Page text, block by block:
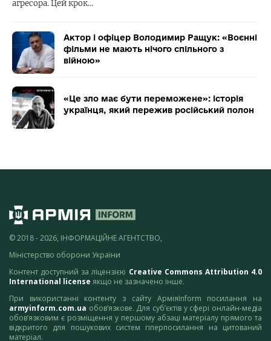
агресора. Цей крок…
Актор і офіцер Володимир Ращук: «Воєнні
фільми не мають нічого спільного з
війною»
«Це зло має бути переможене»: історія
українця, який пережив російський полон
© 2018 - 2026, ІНФОРМАЦІЙНЕ АГЕНТСТВО,
Міністерство оборони України
Контент доступний за ліцензією Creative Commons Attribution 4.0
International license якщо не зазначено інше.
При використанні контенту з сайту АрміяInform посилання на
armyinform.com.ua обов’язкове. Для суб’єктів у сфері онлайн-медіа
обов’язковим є розміщення у першому абзаці матеріалу прямого та
відкритого для пошукових систем гіперпосилання на цитований
матеріал.